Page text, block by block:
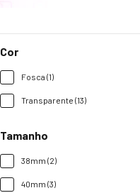
Cor
Fosca (1)
Transparente (13)
Tamanho
38mm (2)
40mm (3)